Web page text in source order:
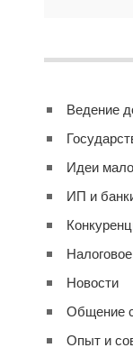
Ведение
Идеи
ИП и
Новости
Общение
Опыт и